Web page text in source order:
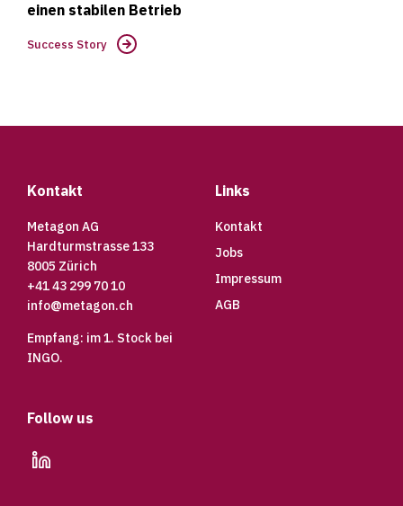
einen stabilen Betrieb
Success Story
Kontakt
Metagon AG
Hardturmstrasse 133
8005 Zürich
+41 43 299 70 10
info@metagon.ch
Empfang: im 1. Stock bei
INGO.
Links
Kontakt
Jobs
Impressum
AGB
Follow us